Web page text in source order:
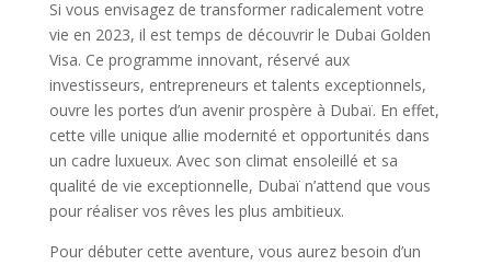
Si vous envisagez de transformer radicalement votre
vie en 2023, il est temps de découvrir le Dubai Golden
Visa. Ce programme innovant, réservé aux
investisseurs, entrepreneurs et talents exceptionnels,
ouvre les portes d’un avenir prospère à Dubaï. En effet,
cette ville unique allie modernité et opportunités dans
un cadre luxueux. Avec son climat ensoleillé et sa
qualité de vie exceptionnelle, Dubaï n’attend que vous
pour réaliser vos rêves les plus ambitieux.
Pour débuter cette aventure, vous aurez besoin d’un